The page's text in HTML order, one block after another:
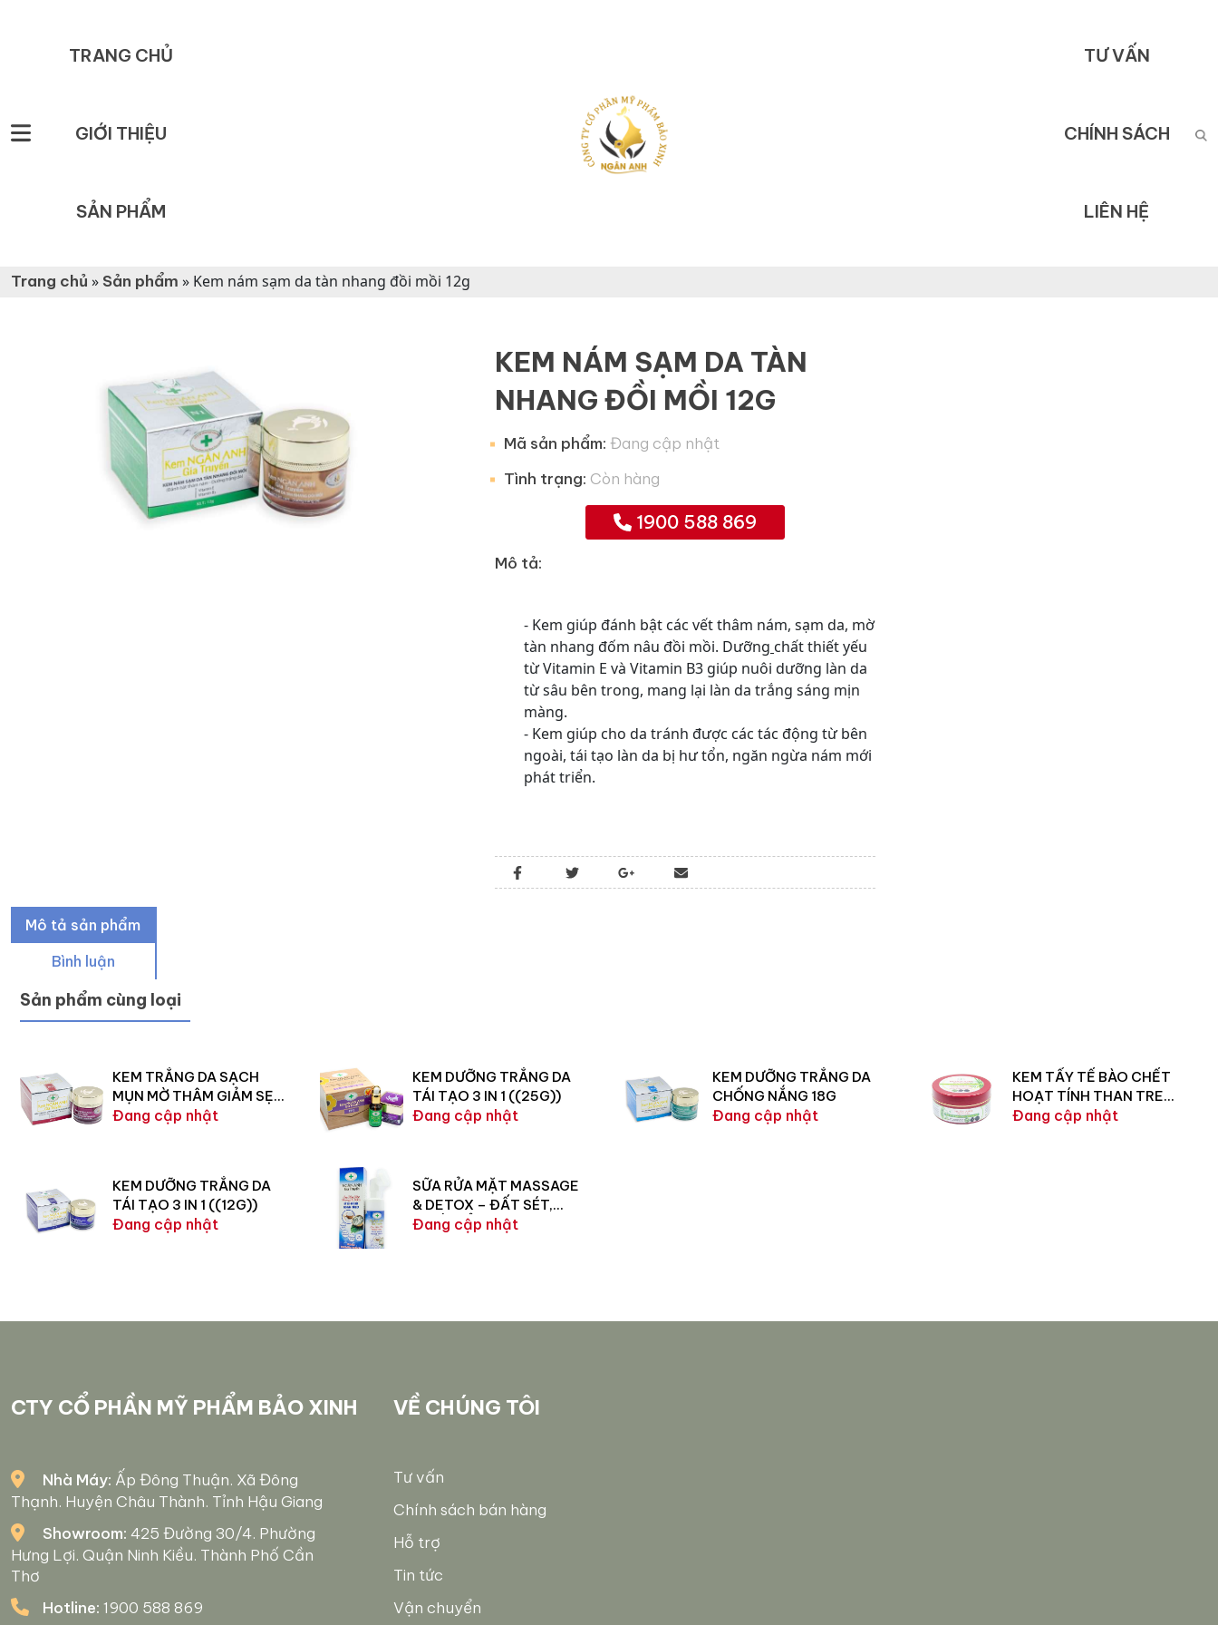
TRANG CHỦ
GIỚI THIỆU
SẢN PHẨM
TƯ VẤN
CHÍNH SÁCH
LIÊN HỆ
Trang chủ »Sản phẩm » Kem nám sạm da tàn nhang đồi mồi 12g
KEM NÁM SẠM DA TÀN
NHANG ĐỒI MỒI 12G
Mã sản phẩm: Đang cập nhật
Tình trạng: Còn hàng
1900 588 869
Mô tả:
- Kem giúp đánh bật các vết thâm nám, sạm da, mờ
tàn nhang đốm nâu đồi mồi. Dưỡng chất thiết yếu
từ Vitamin E và Vitamin B3 giúp nuôi dưỡng làn da
từ sâu bên trong, mang lại làn da trắng sáng mịn
màng.
- Kem giúp cho da tránh được các tác động từ bên
ngoài, tái tạo làn da bị hư tổn, ngăn ngừa nám mới
phát triển.
Mô tả sản phẩm
Bình luận
Sản phẩm cùng loại
KEM TRẮNG DA SẠCH
MỤN MỜ THÂM GIẢM SẸO
30G
Đang cập nhật
KEM DƯỠNG TRẮNG DA
TÁI TẠO 3 IN 1 ((25G))
Đang cập nhật
KEM DƯỠNG TRẮNG DA
CHỐNG NẮNG 18G
Đang cập nhật
KEM TẨY TẾ BÀO CHẾT
HOẠT TÍNH THAN TRE
150G
Đang cập nhật
KEM DƯỠNG TRẮNG DA
TÁI TẠO 3 IN 1 ((12G))
Đang cập nhật
SỮA RỬA MẶT MASSAGE
& DETOX – ĐẤT SÉT,
MUỐI BIỂN, SẠCH NÁM,
Đang cập nhật
CTY CỔ PHẦN MỸ PHẨM BẢO XINH
Nhà Máy: Ấp Đông Thuận. Xã Đông
Thạnh. Huyện Châu Thành. Tỉnh Hậu Giang
Showroom: 425 Đường 30/4. Phường
Hưng Lợi. Quận Ninh Kiều. Thành Phố Cần
Thơ
Hotline: 1900 588 869
VỀ CHÚNG TÔI
Tư vấn
Chính sách bán hàng
Hỗ trợ
Tin tức
Vận chuyển